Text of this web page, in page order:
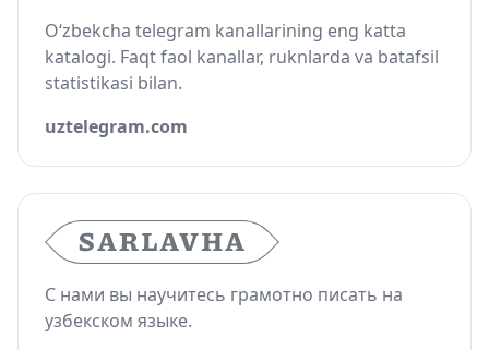
O‘zbekcha telegram kanallarining eng katta
katalogi. Faqt faol kanallar, ruknlarda va batafsil
statistikasi bilan.
uztelegram.com
С нами вы научитесь грамотно писать на
узбекском языке.